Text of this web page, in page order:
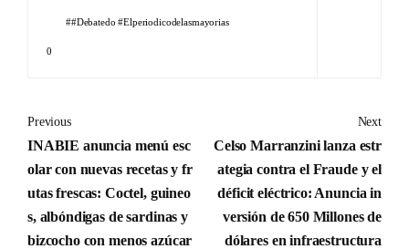
#debatedo #Elperiodicodelasmayorias
0
Previous
INABIE anuncia menú esc
olar con nuevas recetas y fr
utas frescas: Coctel, guineo
s, albóndigas de sardinas y
bizcocho con menos azúcar
Next
Celso Marranzini lanza estr
ategia contra el Fraude y el
déficit eléctrico: Anuncia in
versión de 650 Millones de
dólares en infraestructura